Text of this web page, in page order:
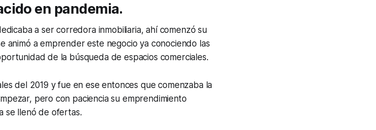
en pandemia.
a ser corredora inmobiliaria, ahí comenzó su
animó a emprender este negocio ya conociendo las
de la búsqueda de espacios comerciales.
del 2019 y fue en ese entonces que comenzaba la
pero con paciencia su emprendimiento
se llenó de ofertas.